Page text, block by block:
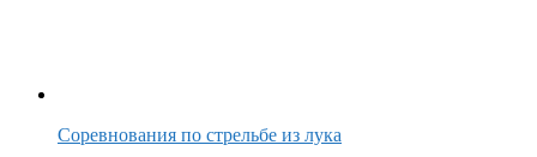
Соревнования по стрельбе из лука